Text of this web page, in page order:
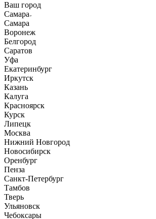
Ваш город
Самара
Самара
Воронеж
Белгород
Саратов
Уфа
Екатеринбург
Иркутск
Казань
Калуга
Красноярск
Курск
Липецк
Москва
Нижний Новгород
Новосибирск
Оренбург
Пенза
Санкт-Петербург
Тамбов
Тверь
Ульяновск
Чебоксары